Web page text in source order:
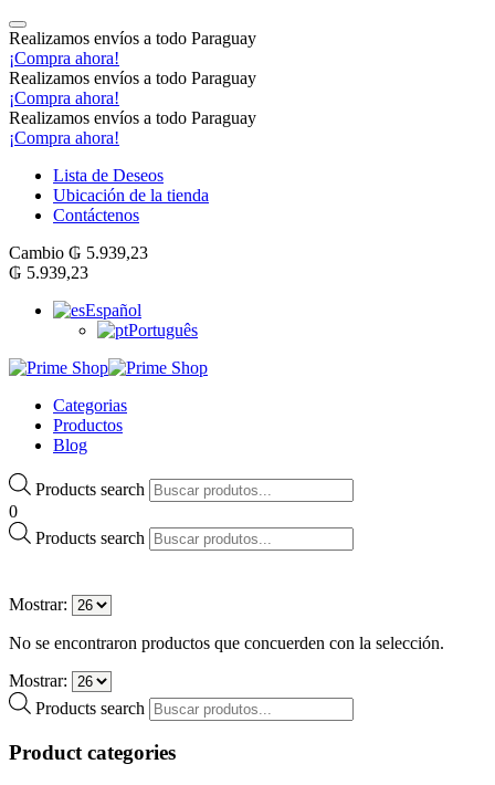
Realizamos envíos a todo Paraguay
¡Compra ahora!
Realizamos envíos a todo Paraguay
¡Compra ahora!
Realizamos envíos a todo Paraguay
¡Compra ahora!
Lista de Deseos
Ubicación de la tienda
Contáctenos
Cambio ₲ 5.939,23
₲ 5.939,23
Español
Português
Categorias
Productos
Blog
Products search
0
Products search
Mostrar:
No se encontraron productos que concuerden con la selección.
Mostrar:
Products search
Product categories